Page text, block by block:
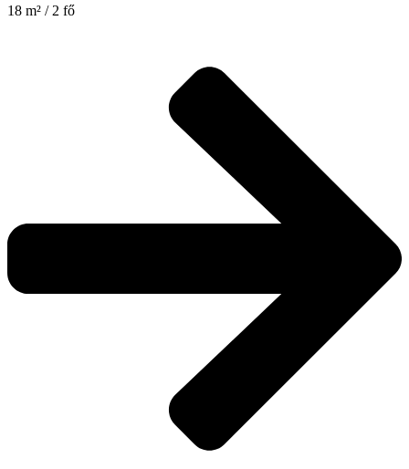
18 m² / 2 fő